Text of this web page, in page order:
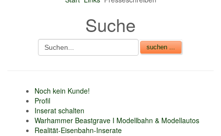
Suche
Noch kein Kunde!
Profil
Inserat schalten
Warhammer Beastgrave I Modellbahn & Modellautos
Realität-Eisenbahn-Inserate